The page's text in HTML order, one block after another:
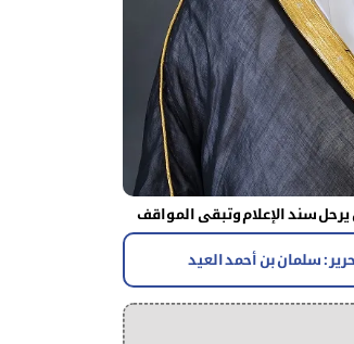
سند الإعلام وتبقى المواقف
: سلمان بن أحمد العيد